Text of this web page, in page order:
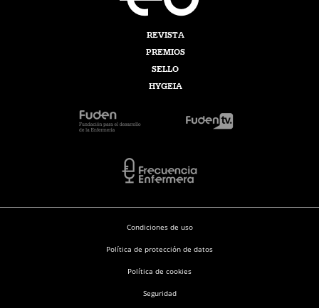
REVISTA
PREMIOS
SELLO
HYGEIA
Condiciones de uso
Política de protección de datos
Política de cookies
Seguridad